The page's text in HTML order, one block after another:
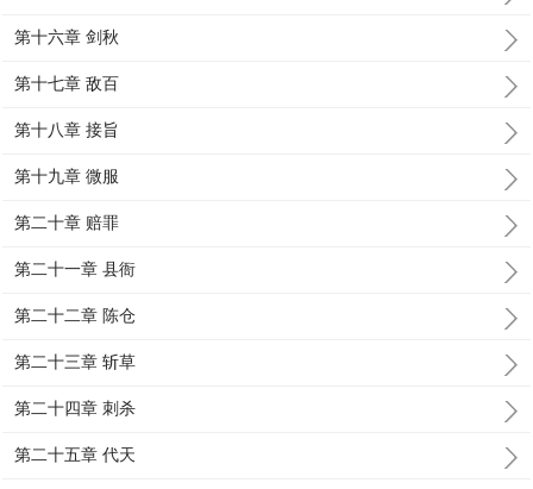
第十六章 剑秋
第十七章 敌百
第十八章 接旨
第十九章 微服
第二十章 赔罪
第二十一章 县衙
第二十二章 陈仓
第二十三章 斩草
第二十四章 刺杀
第二十五章 代天